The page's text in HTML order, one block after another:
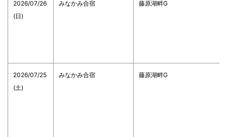
2026/07/26
(日)
みなかみ合宿 藤原湖畔G
2026/07/25
(土)
みなかみ合宿 藤原湖畔G